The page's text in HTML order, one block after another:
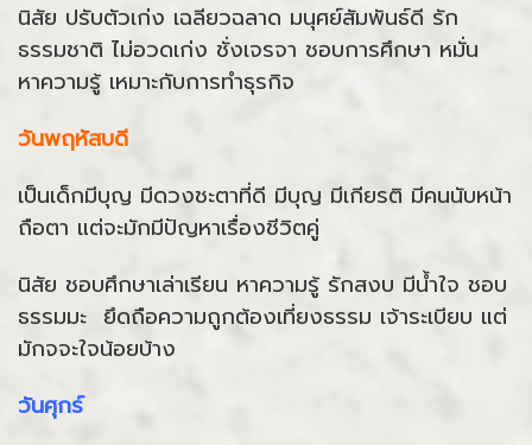
นิสัย ปรับตัวเก่ง เฉลียวฉลาด มนุศย์สัมพันธ์ดี รัก
ธรรมชาติ ไม่อวดเก่ง ชั่งเจรจา ชอบการศึกษา หมั่น
หาความรู้ เหมาะกับการทำธุรกิจ
วันพฤหัสบดี
เป็นเด็กมีบุญ มีดวงชะตาที่ดี มีบุญ มีเกียรติ มีคนนับหน้า
ถือตา แต่จะมักมีปัญหาเรื่องชีวิตคู่
นิสัย ชอบศึกษาเล่าเรียน หาความรู้ รักสงบ มีน้ำใจ ชอบ
ธรรมมะ ยึดถือความถูกต้องเที่ยงธรรม เจ้าระเบียบ แต่
มักจจะใจน้อยบ้าง
วันศุกร์